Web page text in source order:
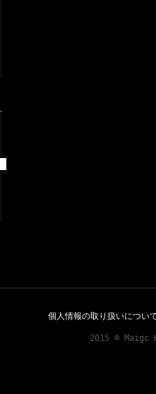
個人情報の取り扱いについ
2015 © Maigc